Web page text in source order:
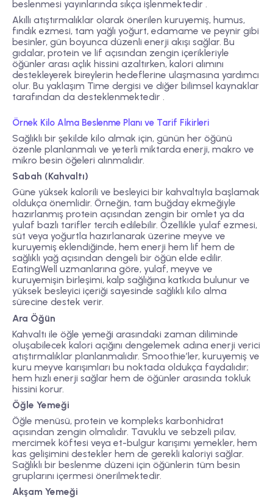
beslenmesi yayınlarında sıkça işlenmektedir .
Akıllı atıştırmalıklar olarak önerilen kuruyemiş, humus,
fındık ezmesi, tam yağlı yoğurt, edamame ve peynir gibi
besinler, gün boyunca düzenli enerji akışı sağlar. Bu
gıdalar, protein ve lif açısından zengin içerikleriyle
öğünler arası açlık hissini azaltırken, kalori alımını
destekleyerek bireylerin hedeflerine ulaşmasına yardımcı
olur. Bu yaklaşım Time dergisi ve diğer bilimsel kaynaklar
tarafından da desteklenmektedir .
Örnek Kilo Alma Beslenme Planı ve Tarif Fikirleri
Sağlıklı bir şekilde kilo almak için, günün her öğünü
özenle planlanmalı ve yeterli miktarda enerji, makro ve
mikro besin öğeleri alınmalıdır.
Sabah (Kahvaltı)
Güne yüksek kalorili ve besleyici bir kahvaltıyla başlamak
oldukça önemlidir. Örneğin, tam buğday ekmeğiyle
hazırlanmış protein açısından zengin bir omlet ya da
yulaf bazlı tarifler tercih edilebilir. Özellikle yulaf ezmesi,
süt veya yoğurtla hazırlanarak üzerine meyve ve
kuruyemiş eklendiğinde, hem enerji hem lif hem de
sağlıklı yağ açısından dengeli bir öğün elde edilir.
EatingWell uzmanlarına göre, yulaf, meyve ve
kuruyemişin birleşimi, kalp sağlığına katkıda bulunur ve
yüksek besleyici içeriği sayesinde sağlıklı kilo alma
sürecine destek verir.
Ara Öğün
Kahvaltı ile öğle yemeği arasındaki zaman diliminde
oluşabilecek kalori açığını dengelemek adına enerji verici
atıştırmalıklar planlanmalıdır. Smoothie’ler, kuruyemiş ve
kuru meyve karışımları bu noktada oldukça faydalıdır;
hem hızlı enerji sağlar hem de öğünler arasında tokluk
hissini korur.
Öğle Yemeği
Öğle menüsü, protein ve kompleks karbonhidrat
açısından zengin olmalıdır. Tavuklu ve sebzeli pilav,
mercimek köftesi veya et-bulgur karışımı yemekler, hem
kas gelişimini destekler hem de gerekli kaloriyi sağlar.
Sağlıklı bir beslenme düzeni için öğünlerin tüm besin
gruplarını içermesi önerilmektedir.
Akşam Yemeği